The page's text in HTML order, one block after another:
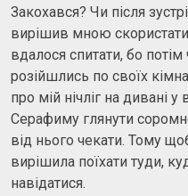
Закохався? Чи після
вирішив мною
вдалося спитати, бо
розійшлись по своїх
про мій нічліг на дивані у
Серафиму глянути
від нього чекати. Тому
вирішила поїхати туди,
навідатися.